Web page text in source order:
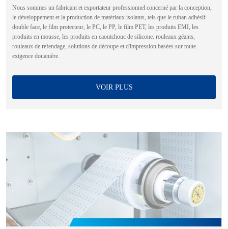
Nous sommes un fabricant et exportateur professionnel concerné par la conception,
le développement et la production de matériaux isolants, tels que le ruban adhésif
double face, le film protecteur, le PC, le PP, le film PET, les produits EMI, les
produits en mousse, les produits en caoutchouc de silicone. rouleaux géants,
rouleaux de refendage, solutions de découpe et d'impression basées sur toute
exigence douanière.
VOIR PLUS